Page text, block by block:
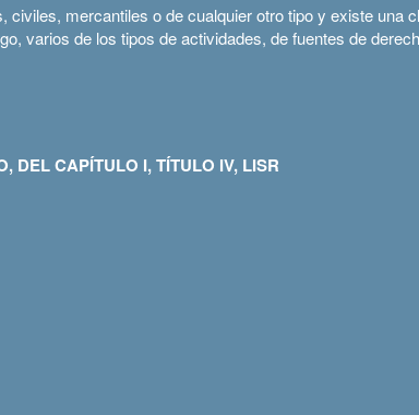
mercantiles o de cualquier otro tipo y existe una
varios de los tipos de actividades, de fuentes de
DEL CAPÍTULO I, TÍTULO IV, LISR